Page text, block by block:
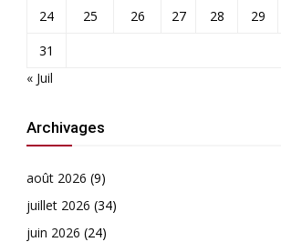
24
25 26 27 28 29
31
« Juil
Archivages
août 2026 (9)
juillet 2026 (34)
juin 2026 (24)